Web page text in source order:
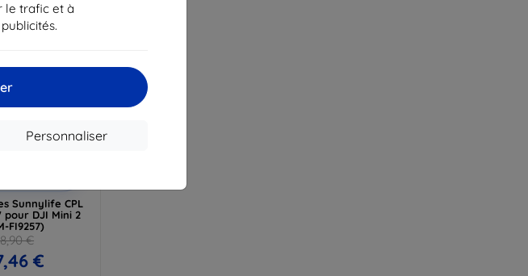
le trafic et à
Personnaliser
Sunnylife CPL
pour DJI Mini 2
FI9257)
€
€